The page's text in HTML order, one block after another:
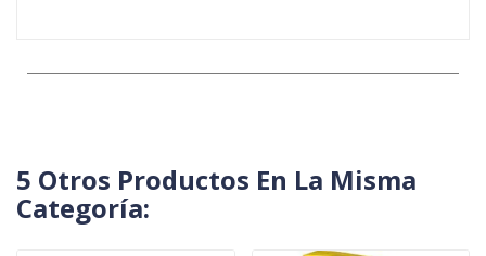
5 Otros Productos En La Misma
Categoría: